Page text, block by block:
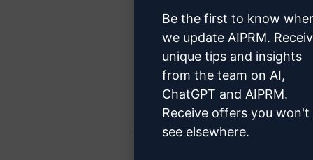
Tente
Etapa 1:
Be the first to know
we update AIPRM.
unique tips and insights
from the team on AI,
ChatGPT and AIPRM.
Receive offers you won't
see elsewhere.